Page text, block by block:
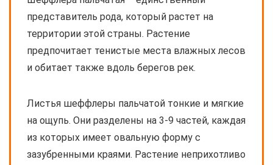
представитель рода, который растет на
территории этой страны. Растение
предпочитает тенистые места влажных лесов
и обитает также вдоль берегов рек.
Листья шеффлеры пальчатой тонкие и мягкие
на ощупь. Они разделены на 3-9 частей, каждая
из которых имеет овальную форму с
зазубренными краями. Растение неприхотливо